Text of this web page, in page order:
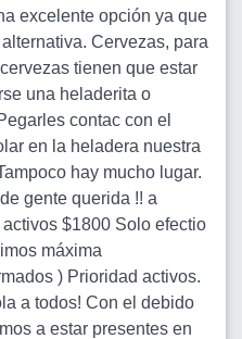
excelente opción ya que
Cervezas, para
tienen que estar
una heladerita o
contac con el
en la heladera nuestra
hay mucho lugar.
gente querida !! a
$1800 Solo efectio
máxima
) Prioridad activos.
a todos! Con el debido
a estar presentes en